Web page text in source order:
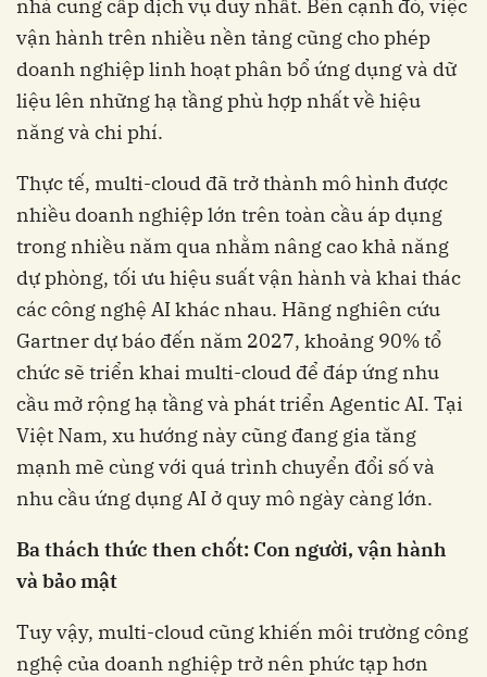
nhà cung cấp dịch vụ duy nhất. Bên cạnh đó, việc
vận hành trên nhiều nền tảng cũng cho phép
doanh nghiệp linh hoạt phân bổ ứng dụng và dữ
liệu lên những hạ tầng phù hợp nhất về hiệu
năng và chi phí.
Thực tế, multi-cloud đã trở thành mô hình được
nhiều doanh nghiệp lớn trên toàn cầu áp dụng
trong nhiều năm qua nhằm nâng cao khả năng
dự phòng, tối ưu hiệu suất vận hành và khai thác
các công nghệ AI khác nhau. Hãng nghiên cứu
Gartner dự báo đến năm 2027, khoảng 90% tổ
chức sẽ triển khai multi-cloud để đáp ứng nhu
cầu mở rộng hạ tầng và phát triển Agentic AI. Tại
Việt Nam, xu hướng này cũng đang gia tăng
mạnh mẽ cùng với quá trình chuyển đổi số và
nhu cầu ứng dụng AI ở quy mô ngày càng lớn.
Ba thách thức then chốt: Con người, vận hành
và bảo mật
Tuy vậy, multi-cloud cũng khiến môi trường công
nghệ của doanh nghiệp trở nên phức tạp hơn